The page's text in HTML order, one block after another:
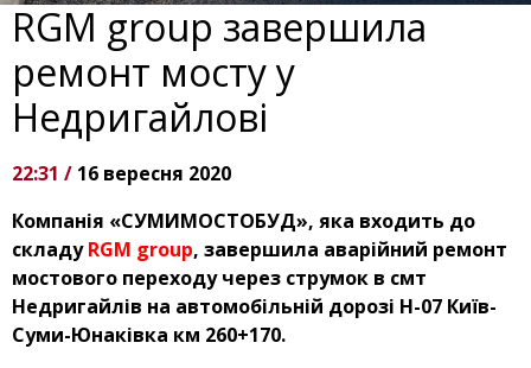
RGM group завершила
ремонт мосту у
Недригайлові
22:31 / 16 вересня 2020
Компанія «СУМИМОСТОБУД», яка входить до
складуRGM group, завершила аварійний ремонт
мостового переходу через струмок в смт
Недригайлів на автомобільній дорозі Н-07 Київ-
Суми-Юнаківка км 260+170.